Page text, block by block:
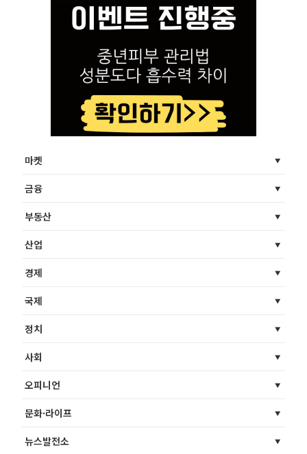
마켓
금융
부동산
산업
경제
국제
정치
사회
오피니언
문화·라이프
뉴스발전소